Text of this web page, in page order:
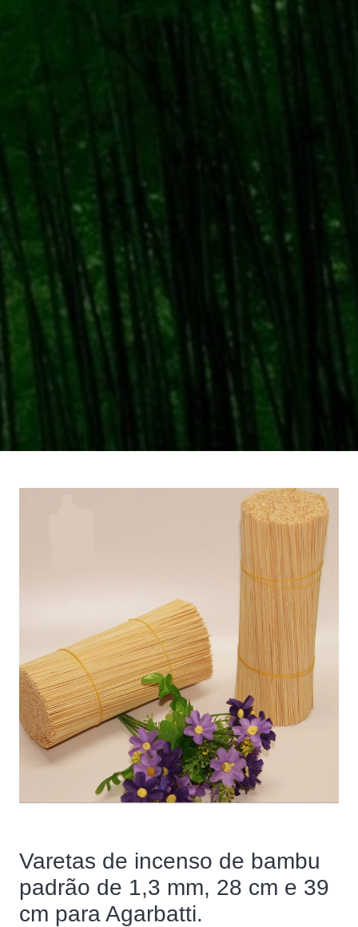
Varetas de incenso de bambu
padrão de 1,3 mm, 28 cm e 39
cm para Agarbatti.